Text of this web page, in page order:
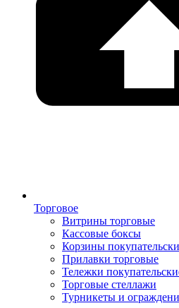
Торговое
Витрины торговые
Кассовые боксы
Корзины
Прилавки торговые
Тележки
Торговые стеллажи
Турникеты и